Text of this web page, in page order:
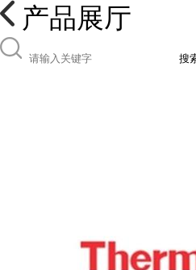
产品展厅
搜